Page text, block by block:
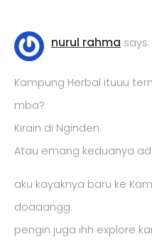
nurul rahma says:
Kampung Herbal ituuu
mba?
Kirain di Nginden.
Atau emang keduanya
aku kayaknya baru ke
doaaangg.
pengin juga ihh explore